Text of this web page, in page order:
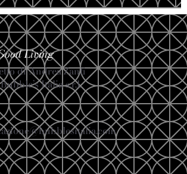
Living
di Andrea Zanfi
Italia s.r.l.